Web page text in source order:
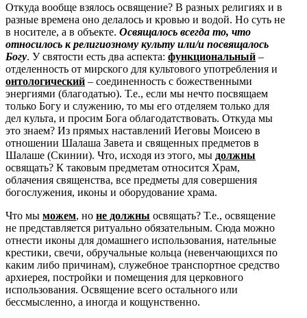
Откуда вообще взялось освящение? В разных религиях и в
разные времена оно делалось и кровью и водой. Но суть не
в носителе, а в объекте. Освящалось всегда то, что
относилось к религиозному культу или/и посвящалось
Богу. У святости есть два аспекта: функциональный –
отделенность от мирского для культового употребления и
онтологический – соединенность с божественными
энергиями (благодатью). Т.е., если мы нечто посвящаем
только Богу и служению, то мы его отделяем только для
дел культа, и просим Бога облагодатствовать. Откуда мы
это знаем? Из прямых наставлений Иеговы Моисею в
отношении Шалаша Завета и священных предметов в
Шалаше (Скинии). Что, исходя из этого, мы должны
освящать? К таковым предметам относится Храм,
облачения священства, все предметы для совершения
богослужения, иконы и оборудование храма.
Что мы можем, но не должны освящать? Т.е., освящение
не представляется ритуально обязательным. Сюда можно
отнести иконы для домашнего использования, нательные
крестики, свечи, обручальные кольца (невенчающихся по
каким либо причинам), служебное транспортное средство
архиерея, постройки и помещения для церковного
использования. Освящение всего остального или
бессмысленно, а иногда и кощунственно.